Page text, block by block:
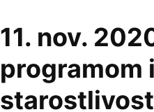
11. nov.
programom